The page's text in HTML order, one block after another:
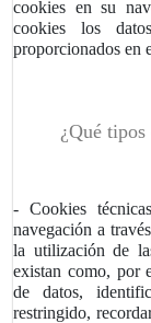
cookies en su
cookies los
proporcionados en
¿Qué
- Cookies
navegación a
la utilización de
existan como, por
de datos,
restringido,